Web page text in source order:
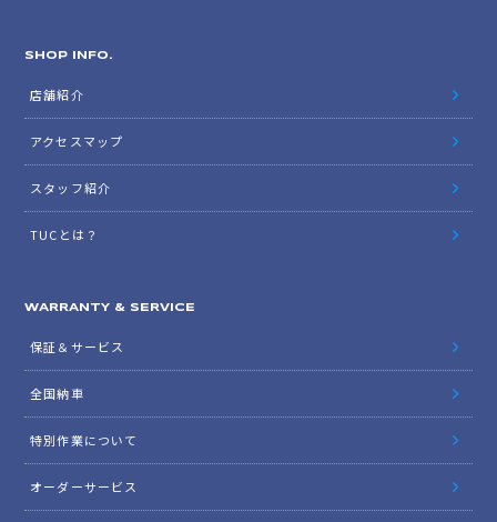
SHOP INFO.
店舗紹介
アクセスマップ
スタッフ紹介
TUCとは？
WARRANTY & SERVICE
保証＆サービス
全国納車
特別作業について
オーダーサービス